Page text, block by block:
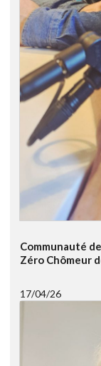
Communauté
Zéro Chômeur
17/04/26